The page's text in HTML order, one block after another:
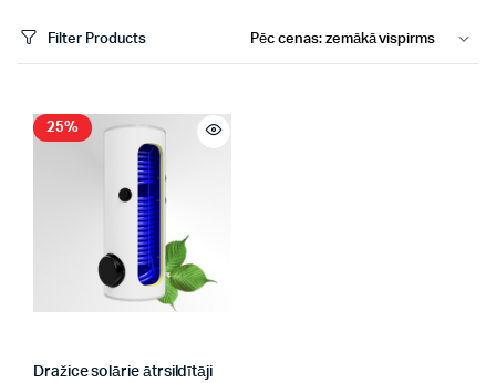
Filter Products
25%
Dražice solārie ātrsildītāji